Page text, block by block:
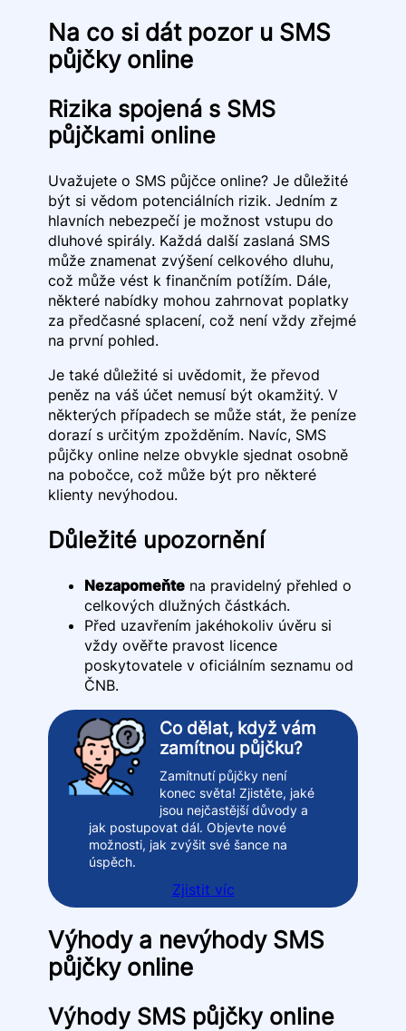
Na co si dát pozor u SMS
půjčky online
Rizika spojená s SMS
půjčkami online
Uvažujete o SMS půjčce online? Je důležité
být si vědom potenciálních rizik. Jedním z
hlavních nebezpečí je možnost vstupu do
dluhové spirály. Každá další zaslaná SMS
může znamenat zvýšení celkového dluhu,
což může vést k finančním potížím. Dále,
některé nabídky mohou zahrnovat poplatky
za předčasné splacení, což není vždy zřejmé
na první pohled.
Je také důležité si uvědomit, že převod
peněz na váš účet nemusí být okamžitý. V
některých případech se může stát, že peníze
dorazí s určitým zpožděním. Navíc, SMS
půjčky online nelze obvykle sjednat osobně
na pobočce, což může být pro některé
klienty nevýhodou.
Důležité upozornění
Nezapomeňtena pravidelný přehled o
celkových dlužných částkách.
Před uzavřením jakéhokoliv úvěru si
vždy ověřte pravost licence
poskytovatele v oficiálním seznamu od
ČNB.
Co dělat, když vám
zamítnou půjčku?
Zamítnutí půjčky není
konec světa! Zjistěte, jaké
jsou nejčastější důvody a
jak postupovat dál. Objevte nové
možnosti, jak zvýšit své šance na
úspěch.
Zjistit víc
Výhody a nevýhody SMS
půjčky online
Výhody SMS půjčky online